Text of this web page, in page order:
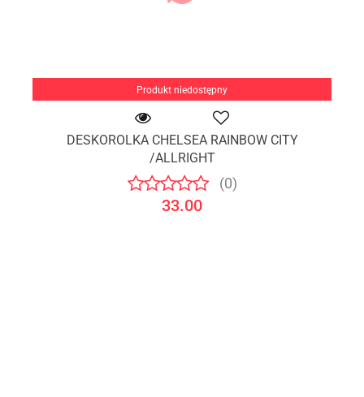
Produkt niedostępny
DESKOROLKA CHELSEA RAINBOW CITY
/ALLRIGHT
(0)
33.00